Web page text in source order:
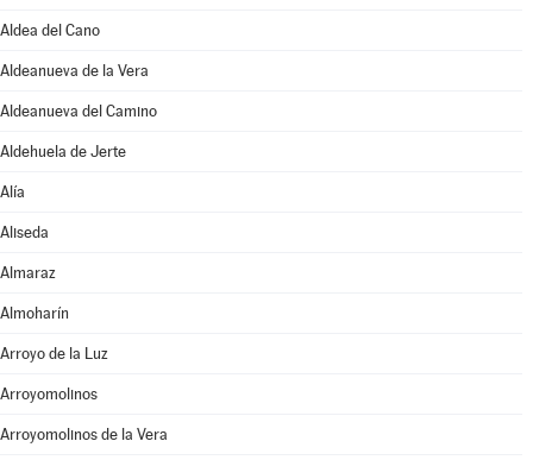
Aldea del Cano
Aldeanueva de la Vera
Aldeanueva del Camino
Aldehuela de Jerte
Alía
Aliseda
Almaraz
Almoharín
Arroyo de la Luz
Arroyomolinos
Arroyomolinos de la Vera